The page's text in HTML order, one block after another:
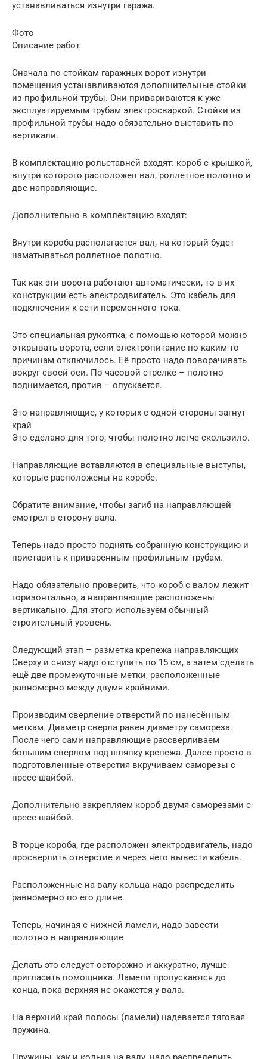
устанавливаться изнутри гаража.
Фото
Описание работ
Сначала по стойкам гаражных ворот изнутри
помещения устанавливаются дополнительные стойки
из профильной трубы. Они привариваются к уже
эксплуатируемым трубам электросваркой. Стойки из
профильной трубы надо обязательно выставить по
вертикали.
В комплектацию рольставней входят: короб с крышкой,
внутри которого расположен вал, роллетное полотно и
две направляющие.
Дополнительно в комплектацию входят:
Внутри короба располагается вал, на который будет
наматываться роллетное полотно.
Так как эти ворота работают автоматически, то в их
конструкции есть электродвигатель. Это кабель для
подключения к сети переменного тока.
Это специальная рукоятка, с помощью которой можно
открывать ворота, если электропитание по каким-то
причинам отключилось. Её просто надо поворачивать
вокруг своей оси. По часовой стрелке – полотно
поднимается, против – опускается.
Это направляющие, у которых с одной стороны загнут
край
Это сделано для того, чтобы полотно легче скользило.
Направляющие вставляются в специальные выступы,
которые расположены на коробе.
Обратите внимание, чтобы загиб на направляющей
смотрел в сторону вала.
Теперь надо просто поднять собранную конструкцию и
приставить к приваренным профильным трубам.
Надо обязательно проверить, что короб с валом лежит
горизонтально, а направляющие расположены
вертикально. Для этого используем обычный
строительный уровень.
Следующий этап – разметка крепежа направляющих
Сверху и снизу надо отступить по 15 см, а затем сделать
ещё две промежуточные метки, расположенные
равномерно между двумя крайними.
Производим сверление отверстий по нанесённым
меткам. Диаметр сверла равен диаметру самореза.
После чего сами направляющие рассверливаем
большим сверлом под шляпку крепежа. Далее просто в
подготовленные отверстия вкручиваем саморезы с
пресс-шайбой.
Дополнительно закрепляем короб двумя саморезами с
пресс-шайбой.
В торце короба, где расположен электродвигатель, надо
просверлить отверстие и через него вывести кабель.
Расположенные на валу кольца надо распределить
равномерно по его длине.
Теперь, начиная с нижней ламели, надо завести
полотно в направляющие
Делать это следует осторожно и аккуратно, лучше
пригласить помощника. Ламели пропускаются до
конца, пока верхняя не окажется у вала.
На верхний край полосы (ламели) надевается тяговая
пружина.